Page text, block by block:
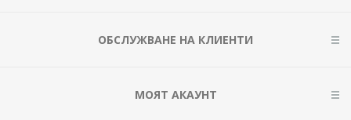
ОБСЛУЖВАНЕ НА КЛИЕНТИ
МОЯТ АКАУНТ